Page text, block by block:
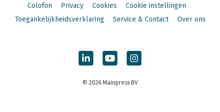
Colofon
Privacy Cookies
Cookie instellingen
Toegankelijkheidsverklaring
Service & Contact Over ons
© 2026 Mainpress BV